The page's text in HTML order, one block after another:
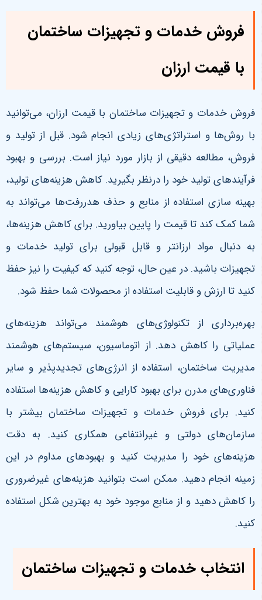
فروش خدمات و تجهیزات ساختمان
با قیمت ارزان
فروش خدمات و تجهیزات ساختمان با قیمت ارزان، می‌توانید
با روش‌ها و استراتژی‌های زیادی انجام شود. قبل از تولید و
فروش، مطالعه دقیقی از بازار مورد نیاز است. بررسی و بهبود
فرآیندهای تولید خود را درنظر بگیرید. کاهش هزینه‌های تولید،
بهینه سازی استفاده از منابع و حذف هدررفت‌ها می‌تواند به
شما کمک کند تا قیمت را پایین بیاورید. برای کاهش هزینه‌ها،
به دنبال مواد ارزانتر و قابل قبولی برای تولید خدمات و
تجهیزات باشید. در عین حال، توجه کنید که کیفیت را نیز حفظ
کنید تا ارزش و قابلیت استفاده از محصولات شما حفظ شود.
بهره‌برداری از تکنولوژی‌های هوشمند می‌تواند هزینه‌های
عملیاتی را کاهش دهد. از اتوماسیون، سیستم‌های هوشمند
مدیریت ساختمان، استفاده از انرژی‌های تجدیدپذیر و سایر
فناوری‌های مدرن برای بهبود کارایی و کاهش هزینه‌ها استفاده
کنید. برای فروش خدمات و تجهیزات ساختمان بیشتر با
سازمان‌های دولتی و غیرانتفاعی همکاری کنید. به دقت
هزینه‌های خود را مدیریت کنید و بهبود‌های مداوم در این
زمینه انجام دهید. ممکن است بتوانید هزینه‌های غیرضروری
را کاهش دهید و از منابع موجود خود به بهترین شکل استفاده
کنید.
انتخاب خدمات و تجهیزات ساختمان